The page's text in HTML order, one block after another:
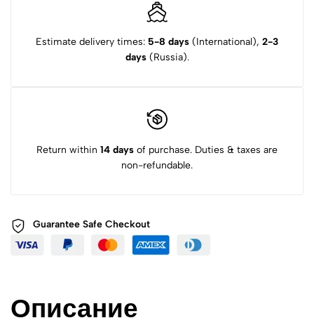
Estimate delivery times: 5-8 days (International), 2-3
days(Russia).
Return within 14 days of purchase. Duties & taxes are
non-refundable.
Guarantee Safe Checkout
Описание